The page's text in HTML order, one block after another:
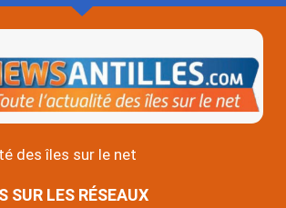
des îles sur le net
SUR LES RÉSEAUX